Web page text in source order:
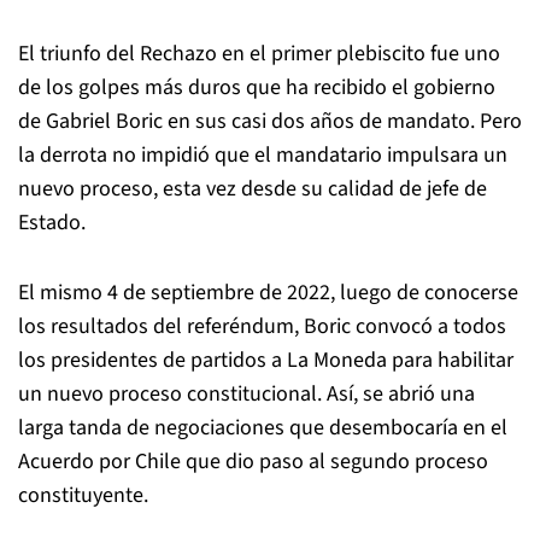
El triunfo del Rechazo en el primer plebiscito fue uno
de los golpes más duros que ha recibido el gobierno
de Gabriel Boric en sus casi dos años de mandato. Pero
la derrota no impidió que el mandatario impulsara un
nuevo proceso, esta vez desde su calidad de jefe de
Estado.
El mismo 4 de septiembre de 2022, luego de conocerse
los resultados del referéndum, Boric convocó a todos
los presidentes de partidos a La Moneda para habilitar
un nuevo proceso constitucional. Así, se abrió una
larga tanda de negociaciones que desembocaría en el
Acuerdo por Chile que dio paso al segundo proceso
constituyente.